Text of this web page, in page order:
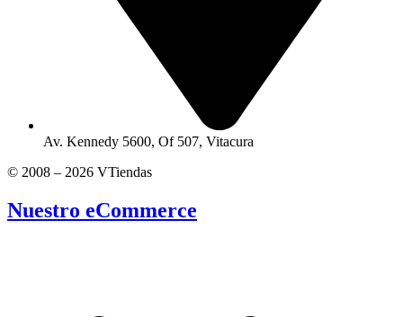
Av. Kennedy 5600, Of 507, Vitacura
© 2008 – 2026 VTiendas
Nuestro eCommerce